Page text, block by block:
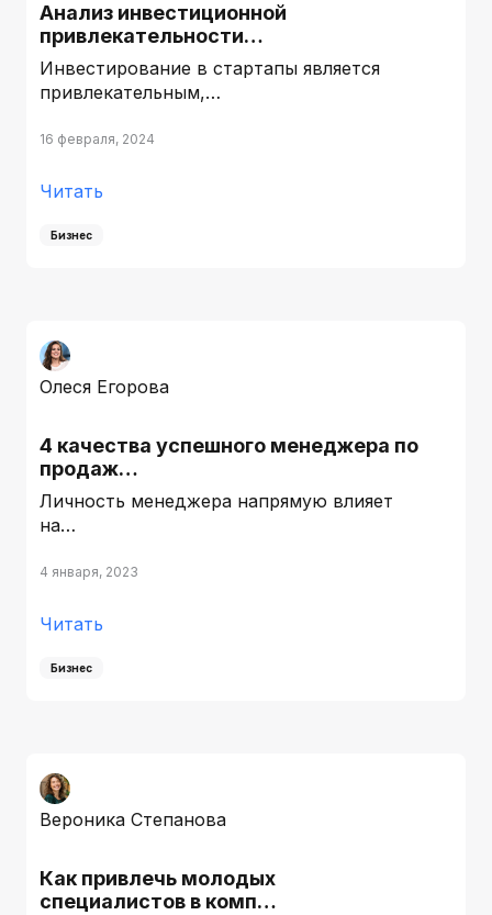
Анализ инвестиционной
привлекательности…
Инвестирование в стартапы является
привлекательным,…
16 февраля, 2024
Читать
Бизнес
Олеся Егорова
4 качества успешного менеджера по
продаж…
Личность менеджера напрямую влияет
на…
4 января, 2023
Читать
Бизнес
Вероника Степанова
Как привлечь молодых
специалистов в комп…